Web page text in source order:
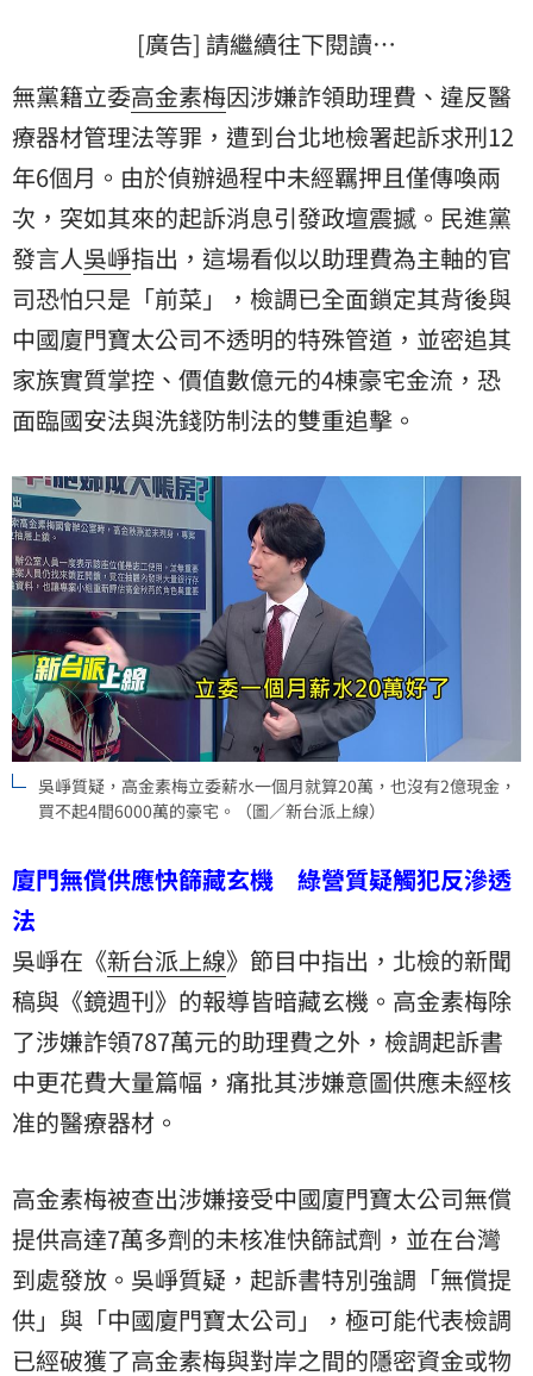
[廣告] 請繼續往下閱讀…
無黨籍立委高金素梅因涉嫌詐領助理費、違反醫
療器材管理法等罪，遭到台北地檢署起訴求刑12
年6個月。由於偵辦過程中未經羈押且僅傳喚兩
次，突如其來的起訴消息引發政壇震撼。民進黨
發言人吳崢指出，這場看似以助理費為主軸的官
司恐怕只是「前菜」，檢調已全面鎖定其背後與
中國廈門寶太公司不透明的特殊管道，並密追其
家族實質掌控、價值數億元的4棟豪宅金流，恐
面臨國安法與洗錢防制法的雙重追擊。
吳崢質疑，高金素梅立委薪水一個月就算20萬，也沒有2億現金，
買不起4間6000萬的豪宅。（圖／新台派上線）
廈門無償供應快篩藏玄機 綠營質疑觸犯反滲透
法
吳崢在《新台派上線》節目中指出，北檢的新聞
稿與《鏡週刊》的報導皆暗藏玄機。高金素梅除
了涉嫌詐領787萬元的助理費之外，檢調起訴書
中更花費大量篇幅，痛批其涉嫌意圖供應未經核
准的醫療器材。
高金素梅被查出涉嫌接受中國廈門寶太公司無償
提供高達7萬多劑的未核准快篩試劑，並在台灣
到處發放。吳崢質疑，起訴書特別強調「無償提
供」與「中國廈門寶太公司」，極可能代表檢調
已經破獲了高金素梅與對岸之間的隱密資金或物